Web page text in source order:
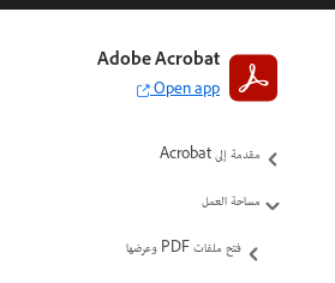
Adobe Acrobat
Open app
مقدمة إلى Acrobat
مساحة العمل
فتح ملفات PDF وعرضها